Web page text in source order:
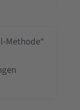
Methode“